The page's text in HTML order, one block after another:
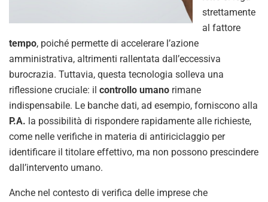
strettamente
al fattore
tempo, poiché permette di accelerare l’azione
amministrativa, altrimenti rallentata dall’eccessiva
burocrazia. Tuttavia, questa tecnologia solleva una
riflessione cruciale: il controllo umano rimane
indispensabile. Le banche dati, ad esempio, forniscono alla
P.A. la possibilità di rispondere rapidamente alle richieste,
come nelle verifiche in materia di antiriciclaggio per
identificare il titolare effettivo, ma non possono prescindere
dall’intervento umano.
Anche nel contesto di verifica delle imprese che